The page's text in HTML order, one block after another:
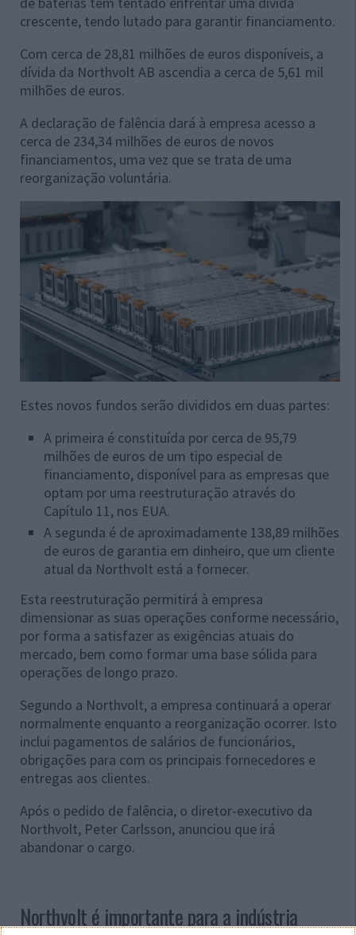
crescente, tendo lutado para garantir financiamento.
Com cerca de 28,81 milhões de euros disponíveis, a
dívida da Northvolt AB ascendia a cerca de 5,61 mil
milhões de euros.
A declaração de falência dará à empresa acesso a
cerca de 234,34 milhões de euros de novos
financiamentos, uma vez que se trata de uma
reorganização voluntária.
Estes novos fundos serão divididos em duas partes:
A primeira é constituída por cerca de 95,79
milhões de euros de um tipo especial de
financiamento, disponível para as empresas que
optam por uma reestruturação através do
Capítulo 11, nos EUA.
A segunda é de aproximadamente 138,89 milhões
de euros de garantia em dinheiro, que um cliente
atual da Northvolt está a fornecer.
Esta reestruturação permitirá à empresa
dimensionar as suas operações conforme necessário,
por forma a satisfazer as exigências atuais do
mercado, bem como formar uma base sólida para
operações de longo prazo.
Segundo a Northvolt, a empresa continuará a operar
normalmente enquanto a reorganização ocorrer. Isto
inclui pagamentos de salários de funcionários,
obrigações para com os principais fornecedores e
entregas aos clientes.
Após o pedido de falência, o diretor-executivo da
Northvolt, Peter Carlsson, anunciou que irá
abandonar o cargo.
Northvolt é importante para a indústria